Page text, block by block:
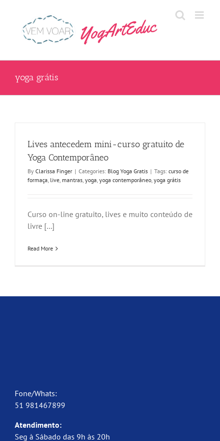
content
yoga grátis
Lives antecedem mini-curso gratuito de
Yoga Contemporâneo
By Clarissa Finger | Categories: Blog Yoga Gratis | Tags: curso de
formaça, live, mantras, yoga, yoga contemporâneo, yoga grátis
Curso on-line gratuito, lives e muito conteúdo de
livre [...]
Read More
Fone/Whats:
51 981467899
Atendimento:
Seg à Sábado das 9h às 20h